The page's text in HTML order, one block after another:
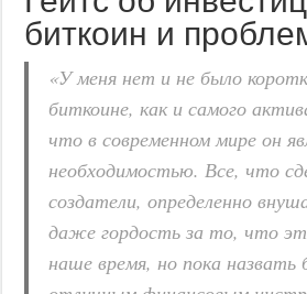
биткоин и
«У меня нет и не было
биткоине, как и самого
что в современном мире он
необходимостью. Все, что
создатели, определенно
даже гордость за то, что
наше время, но пока назвать